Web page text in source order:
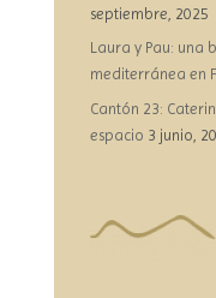
septiembre, 2025
Laura y Pau: una
mediterránea en
Cantón 23:
espacio 3 junio,